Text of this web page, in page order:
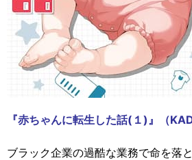
『赤ちゃんに転生した話(１)』（
ブラック企業の過酷な業務で命を落